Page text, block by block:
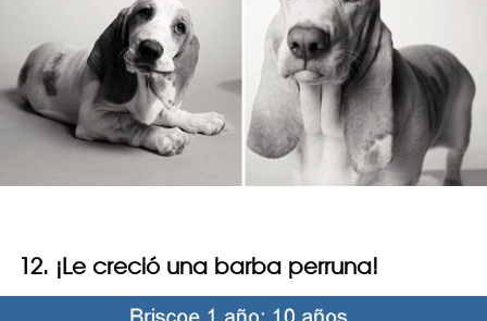
12. ¡Le creció una barba perruna!